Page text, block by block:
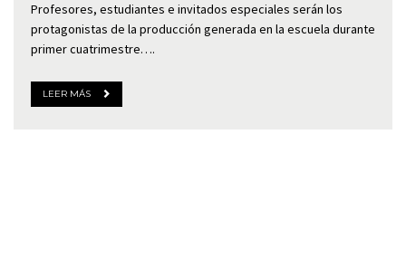
Profesores, estudiantes e invitados especiales serán los
protagonistas de la producción generada en la escuela durante
primer cuatrimestre….
LEER MÁS